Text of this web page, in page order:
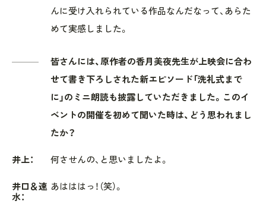
んに受け入れられている作品なんだなって、あらた
めて実感しました。
皆さんには、原作者の香月美夜先生が上映会に合わ
せて書き下ろしされた新エピソード「洗礼式まで
に」のミニ朗読も披露していただきました。このイ
ベントの開催を初めて聞いた時は、どう思われまし
たか？
井上： 何させんの、と思いましたよ。
井口＆速
水：
あはははっ！（笑）。